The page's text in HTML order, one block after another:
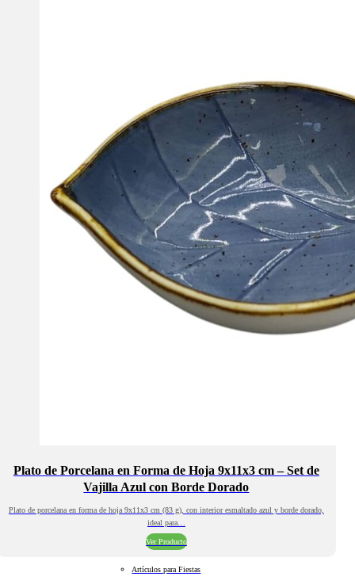
Plato de Porcelana en Forma de Hoja 9x11x3 cm – Set de
Vajilla Azul con Borde Dorado
Plato de porcelana en forma de hoja 9x11x3 cm (83 g), con interior esmaltado azul y borde dorado,
ideal para…
Ver Producto
Artículos para Fiestas